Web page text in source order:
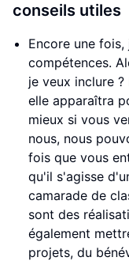
conseils utiles
Encore une
compétences.
je veux inclure
elle apparaîtra
mieux si vous
nous, nous
fois que vous
qu'il s'agisse
camarade de
sont des
également
projets, du